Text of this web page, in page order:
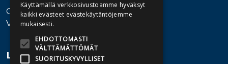
Ota yhteyttä
Vaihde: 010 345100
Lisätietoa
Käyttämällä verkkosivustoamme hyväksyt
kaikki evästeet evästekäytäntöjemme
mukaisesti.
EHDOTTOMASTI
VÄLTTÄMÄTTÖMÄT
SUORITUSKYVYLLISET